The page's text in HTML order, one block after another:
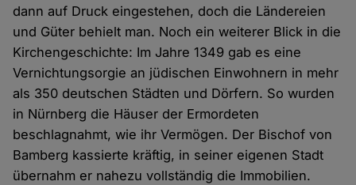
dann auf Druck eingestehen, doch die Ländereien
und Güter behielt man. Noch ein weiterer Blick in die
Kirchengeschichte: Im Jahre 1349 gab es eine
Vernichtungsorgie an jüdischen Einwohnern in mehr
als 350 deutschen Städten und Dörfern. So wurden
in Nürnberg die Häuser der Ermordeten
beschlagnahmt, wie ihr Vermögen. Der Bischof von
Bamberg kassierte kräftig, in seiner eigenen Stadt
übernahm er nahezu vollständig die Immobilien.